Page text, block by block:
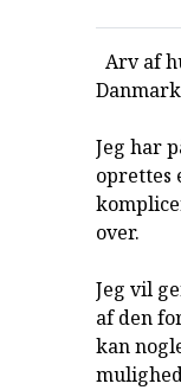
Arv af
Jeg har
oprettes
over.
Jeg vil
af den
kan